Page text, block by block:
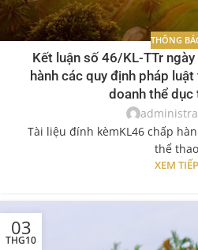
THÔNG
Kết luận số 46/KL-TTr
hành các quy định pháp
doanh thể dục
Tài liệu đính kèmKL46 chấp
thể thao
XEM TIẾP
03
THG10